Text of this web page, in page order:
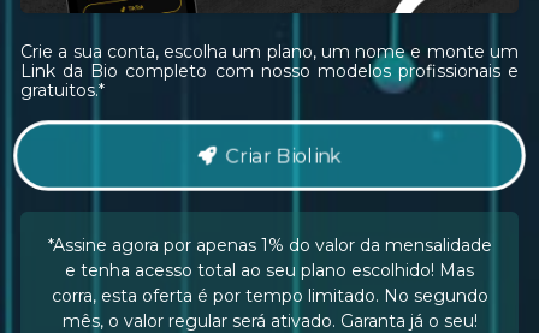
Crie a sua conta, escolha um plano, um nome e monte um
Link da Bio completo com nosso modelos profissionais e
gratuitos.*
Criar Biolink
*Assine agora por apenas 1% do valor da mensalidade
e tenha acesso total ao seu plano escolhido! Mas
corra, esta oferta é por tempo limitado. No segundo
mês, o valor regular será ativado. Garanta já o seu!